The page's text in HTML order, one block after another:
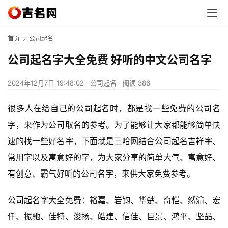
首页 公司起名
公司起名字大全免费 好听的中文公司名字
2024年12月7日 19:48:02 公司起名 阅读 386
很多人在给自己的公司起名时，都是找一些免费的公司名
字，来作为公司取名的参考。为了能够让大家都能够简单快
速的找一些好名字，下面就是三哈网结合公司起名吉祥字、
常用字以及寓意好的字，为大家分享的简单大气、寓意好、
有创意、霸气好听的公司名字，来供大家免费参考。
公司起名字大全免费：裕嘉、岩钧、华楚、奇恺、然渝、宏
仟、振驰、佳特、浚扬、皓建、信佳、巨景、鸿平、坚品、